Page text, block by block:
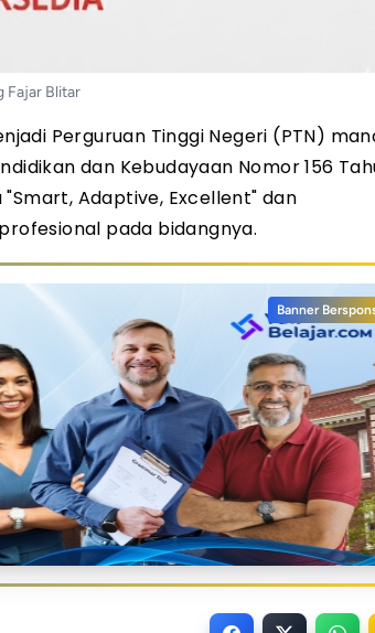
Fajar Blitar
Perguruan Tinggi Negeri (PTN)
dan Kebudayaan Nomor 156
Adaptive, Excellent" dan
pada bidangnya.
Banner